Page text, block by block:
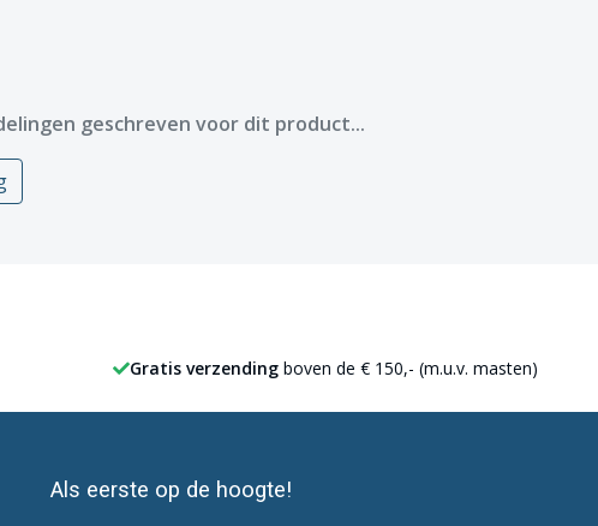
geschreven voor dit product...
Gratis verzending boven de € 150,- (m.u.v. masten)
Als eerste op de hoogte!